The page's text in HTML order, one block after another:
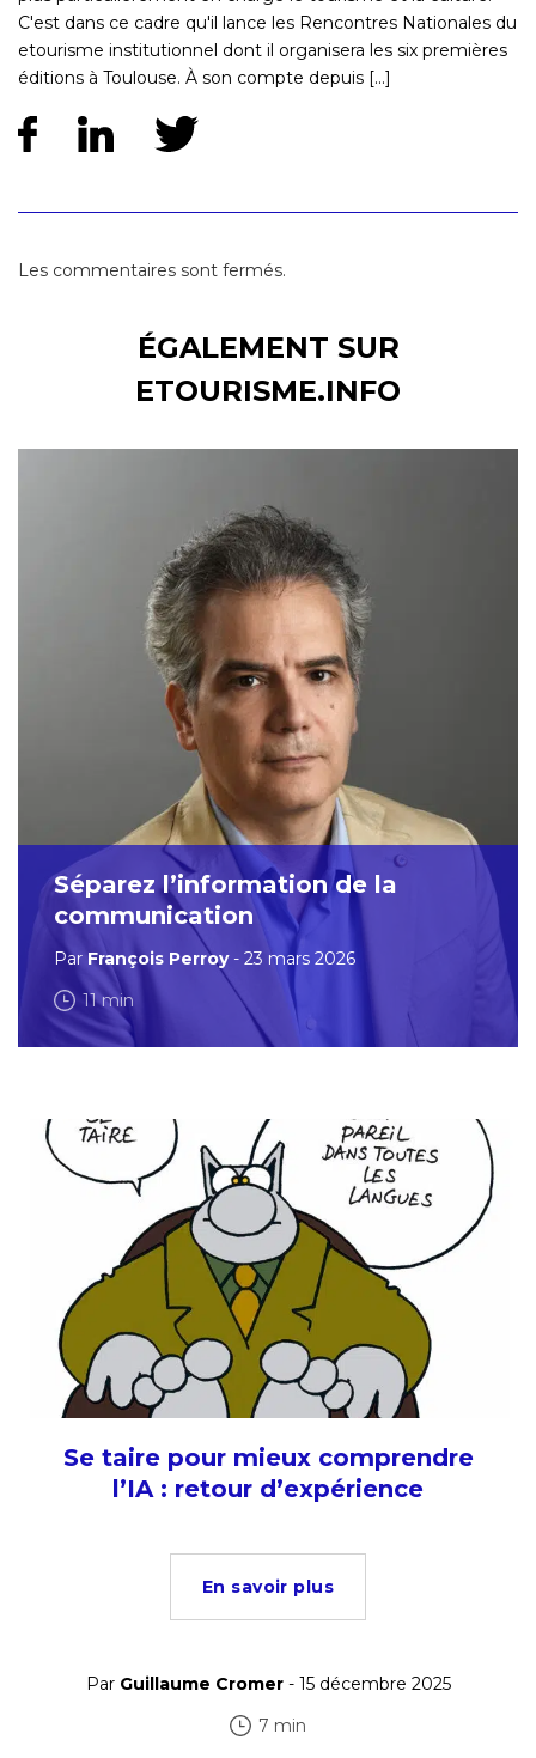
C'est dans ce cadre qu'il lance les Rencontres Nationales du
etourisme institutionnel dont il organisera les six premières
éditions à Toulouse. À son compte depuis [...]
Les commentaires sont fermés.
ÉGALEMENT SUR
ETOURISME.INFO
Séparez l’information de la
communication
Par François Perroy- 23 mars 2026
11 min
Se taire pour mieux comprendre
l’IA : retour d’expérience
En savoir plus
Par Guillaume Cromer- 15 décembre 2025
7 min